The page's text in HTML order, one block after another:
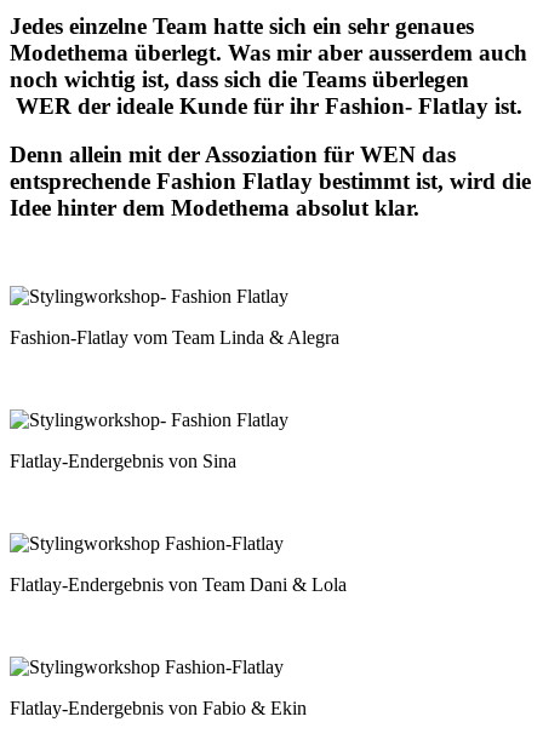
Jedes einzelne Team hatte sich ein sehr genaues
Modethema überlegt. Was mir aber ausserdem auch
noch wichtig ist, dass sich die Teams überlegen
WER der ideale Kunde für ihr Fashion- Flatlay ist.
Denn allein mit der Assoziation für WEN das
entsprechende Fashion Flatlay bestimmt ist, wird die
Idee hinter dem Modethema absolut klar.
Fashion-Flatlay vom Team Linda & Alegra
Flatlay-Endergebnis von Sina
Flatlay-Endergebnis von Team Dani & Lola
Flatlay-Endergebnis von Fabio & Ekin